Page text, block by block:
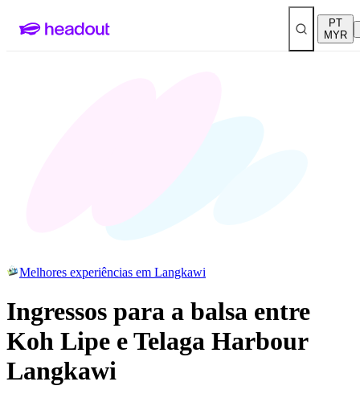
PT
MYR
Melhores experiências em Langkawi
Ingressos para a balsa entre
Koh Lipe e Telaga Harbour
Langkawi